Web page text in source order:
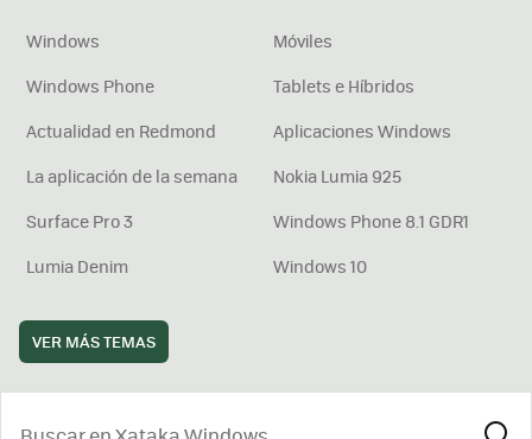
Windows
Móviles
Windows Phone
Tablets e Híbridos
Actualidad en Redmond
Aplicaciones Windows
La aplicación de la semana
Nokia Lumia 925
Surface Pro 3
Windows Phone 8.1 GDR1
Lumia Denim
Windows 10
VER MÁS TEMAS